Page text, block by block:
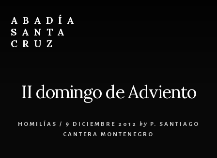
content
footer
ABADÍA
SANTA
CRUZ
II domingo de Adviento
HOMILÍAS / 9 DICIEMBRE 2012 by
P. SANTIAGO
CANTERA MONTENEGRO